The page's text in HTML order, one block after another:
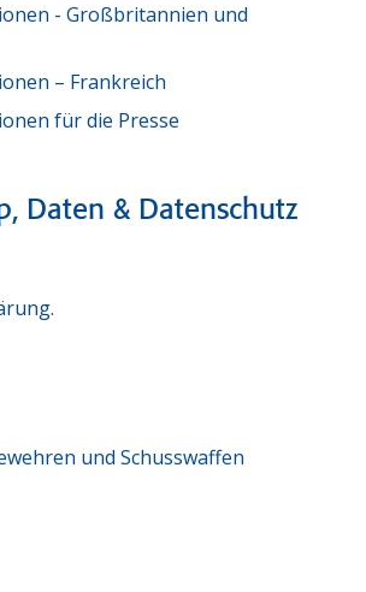
- Großbritannien und
– Frankreich
für die Presse
Daten & Datenschutz
und Schusswaffen